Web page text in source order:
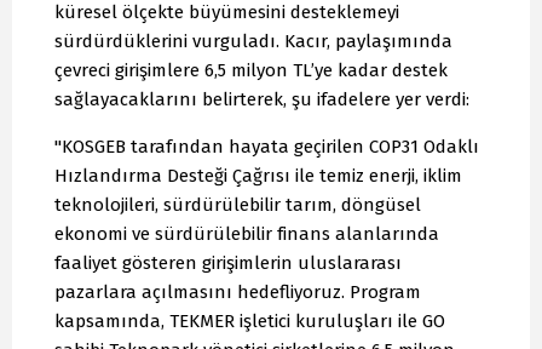
küresel ölçekte büyümesini desteklemeyi
sürdürdüklerini vurguladı. Kacır, paylaşımında
çevreci girişimlere 6,5 milyon TL’ye kadar destek
sağlayacaklarını belirterek, şu ifadelere yer verdi:
"KOSGEB tarafından hayata geçirilen COP31 Odaklı
Hızlandırma Desteği Çağrısı ile temiz enerji, iklim
teknolojileri, sürdürülebilir tarım, döngüsel
ekonomi ve sürdürülebilir finans alanlarında
faaliyet gösteren girişimlerin uluslararası
pazarlara açılmasını hedefliyoruz. Program
kapsamında, TEKMER işletici kuruluşları ile GO